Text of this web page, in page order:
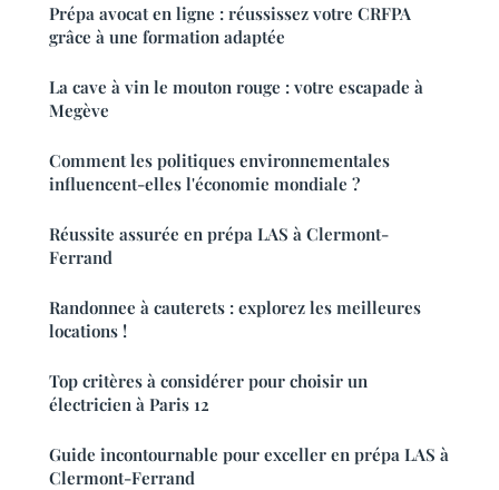
Prépa avocat en ligne : réussissez votre CRFPA
grâce à une formation adaptée
La cave à vin le mouton rouge : votre escapade à
Megève
Comment les politiques environnementales
influencent-elles l'économie mondiale ?
Réussite assurée en prépa LAS à Clermont-
Ferrand
Randonnee à cauterets : explorez les meilleures
locations !
Top critères à considérer pour choisir un
électricien à Paris 12
Guide incontournable pour exceller en prépa LAS à
Clermont-Ferrand